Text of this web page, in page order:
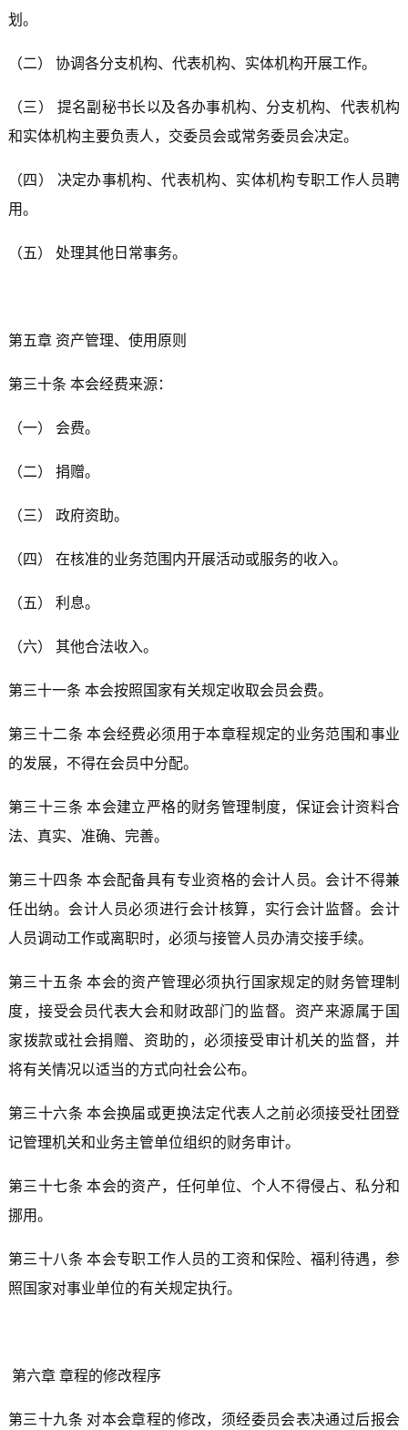
划。
（二） 协调各分支机构、代表机构、实体机构开展工作。
（三） 提名副秘书长以及各办事机构、分支机构、代表机构
和实体机构主要负责人，交委员会或常务委员会决定。
（四） 决定办事机构、代表机构、实体机构专职工作人员聘
用。
（五） 处理其他日常事务。
第五章 资产管理、使用原则
第三十条 本会经费来源：
（一） 会费。
（二） 捐赠。
（三） 政府资助。
（四） 在核准的业务范围内开展活动或服务的收入。
（五） 利息。
（六） 其他合法收入。
第三十一条 本会按照国家有关规定收取会员会费。
第三十二条 本会经费必须用于本章程规定的业务范围和事业
的发展，不得在会员中分配。
第三十三条 本会建立严格的财务管理制度，保证会计资料合
法、真实、准确、完善。
第三十四条 本会配备具有专业资格的会计人员。会计不得兼
任出纳。会计人员必须进行会计核算，实行会计监督。会计
人员调动工作或离职时，必须与接管人员办清交接手续。
第三十五条 本会的资产管理必须执行国家规定的财务管理制
度，接受会员代表大会和财政部门的监督。资产来源属于国
家拨款或社会捐赠、资助的，必须接受审计机关的监督，并
将有关情况以适当的方式向社会公布。
第三十六条 本会换届或更换法定代表人之前必须接受社团登
记管理机关和业务主管单位组织的财务审计。
第三十七条 本会的资产，任何单位、个人不得侵占、私分和
挪用。
第三十八条 本会专职工作人员的工资和保险、福利待遇，参
照国家对事业单位的有关规定执行。
第六章 章程的修改程序
第三十九条 对本会章程的修改，须经委员会表决通过后报会